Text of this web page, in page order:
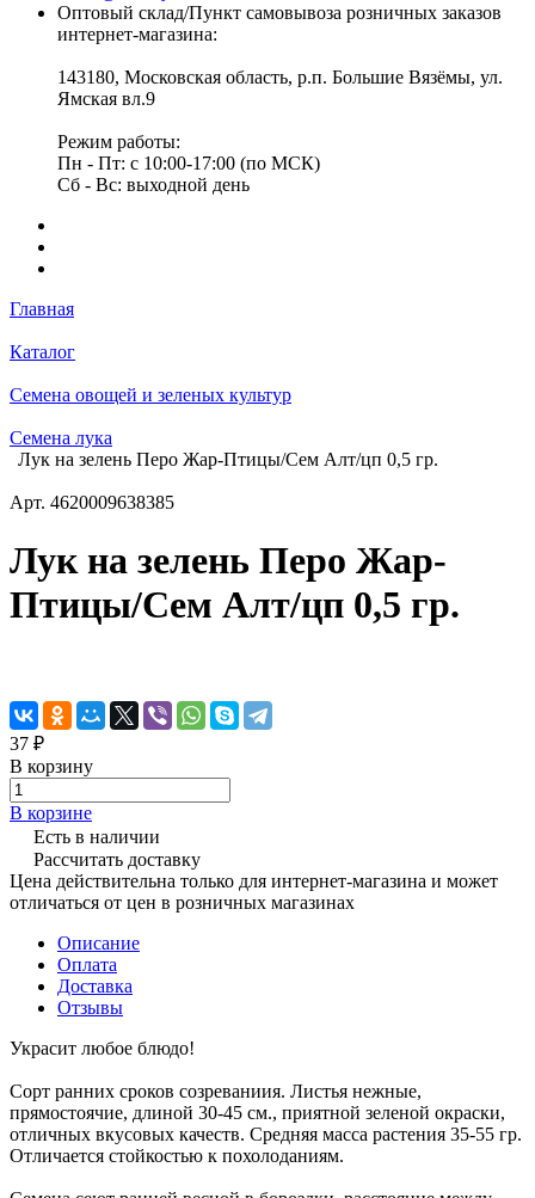
Оптовый склад/Пункт самовывоза розничных заказов
интернет-магазина:
143180, Московская область, р.п. Большие Вязёмы, ул.
Ямская вл.9
Режим работы:
Пн - Пт: с 10:00-17:00 (по МСК)
Сб - Вс: выходной день
Главная
Каталог
Семена овощей и зеленых культур
Семена лука
Лук на зелень Перо Жар-Птицы/Сем Алт/цп 0,5 гр.
Арт. 4620009638385
Лук на зелень Перо Жар-
Птицы/Сем Алт/цп 0,5 гр.
37 ₽
В корзину
В корзине
Есть в наличии
Рассчитать доставку
Цена действительна только для интернет-магазина и может
отличаться от цен в розничных магазинах
Описание
Оплата
Доставка
Отзывы
Украсит любое блюдо!
Сорт ранних сроков созреваниия. Листья нежные,
прямостоячие, длиной 30-45 см., приятной зеленой окраски,
отличных вкусовых качеств. Средняя масса растения 35-55 гр.
Отличается стойкостью к похолоданиям.